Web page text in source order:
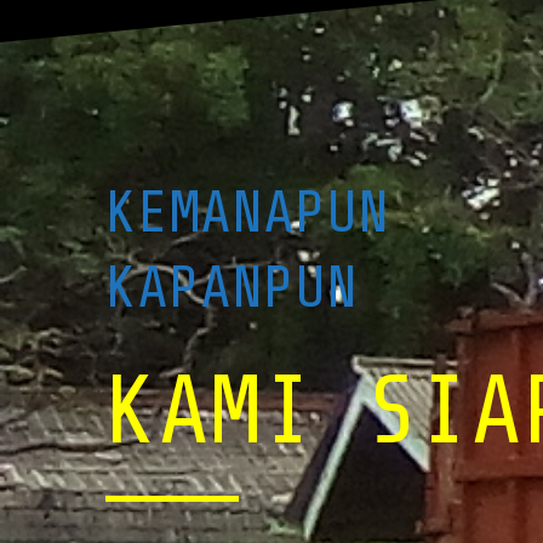
KEMANAPUN
KAPANPUN
KAMI